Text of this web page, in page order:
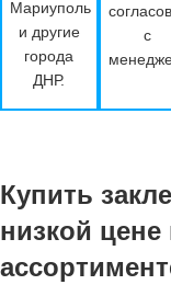
Мариуполь
и другие
города
ДНР.
с
Купить
низкой